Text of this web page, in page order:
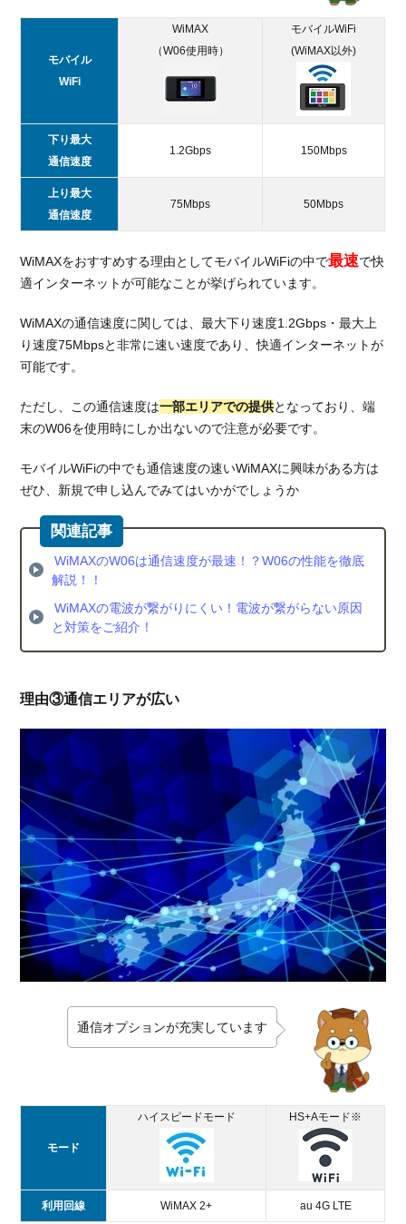
モバイル
WiFi
WiMAX
（W06使用時）
モバイルWiFi
(WiMAX以外)
下り最大
通信速度
1.2Gbps 150Mbps
上り最大
通信速度
75Mbps 50Mbps
WiMAXをおすすめする理由としてモバイルWiFiの中で最速で快
適インターネットが可能なことが挙げられています。
WiMAXの通信速度に関しては、最大下り速度1.2Gbps・最大上
り速度75Mbpsと非常に速い速度であり、快適インターネットが
可能です。
ただし、この通信速度は一部エリアでの提供となっており、端
末のW06を使用時にしか出ないので注意が必要です。
モバイルWiFiの中でも通信速度の速いWiMAXに興味がある方は
ぜひ、新規で申し込んでみてはいかがでしょうか
WiMAXのW06は通信速度が最速！？W06の性能を徹底
解説！！
WiMAXの電波が繋がりにくい！電波が繋がらない原因
と対策をご紹介！
理由③通信エリアが広い
通信オプションが充実しています
モード
ハイスピードモード HS+Aモード※
利用回線 WiMAX 2+ au 4G LTE